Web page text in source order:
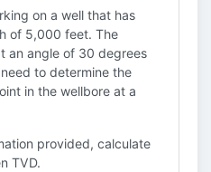
on a well that has
of 5,000 feet. The
an angle of 30 degrees
to determine the
in the wellbore at a
provided, calculate
TVD.